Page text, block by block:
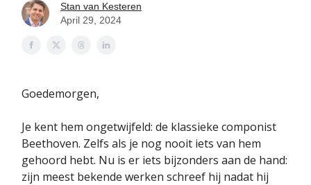
Stan van Kesteren
April 29, 2024
Goedemorgen,
Je kent hem ongetwijfeld: de klassieke componist
Beethoven. Zelfs als je nog nooit iets van hem
gehoord hebt. Nu is er iets bijzonders aan de hand:
zijn meest bekende werken schreef hij nadat hij